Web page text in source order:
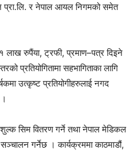
प्रा.लि. र नेपाल आयल निगमको समेत
लाख रुपैंया, ट्रफी, प्रमाण–पत्र दिइने
प्रतियोगितामा सहभागिताका लागि
उत्कृष्ट प्रतियोगीहरुलाई नगद
सिम वितरण गर्ने तथा नेपाल मेडिकल
गर्नेछ । कार्यक्रममा काठमाडौं,